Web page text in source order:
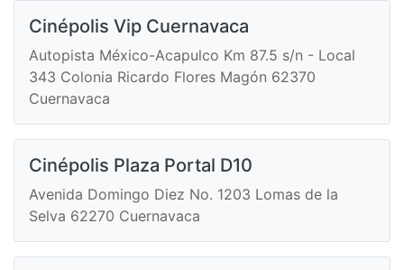
Cinépolis Vip Cuernavaca
Autopista México-Acapulco Km 87.5 s/n - Local
343 Colonia Ricardo Flores Magón 62370
Cuernavaca
Cinépolis Plaza Portal D10
Avenida Domingo Diez No. 1203 Lomas de la
Selva 62270 Cuernavaca